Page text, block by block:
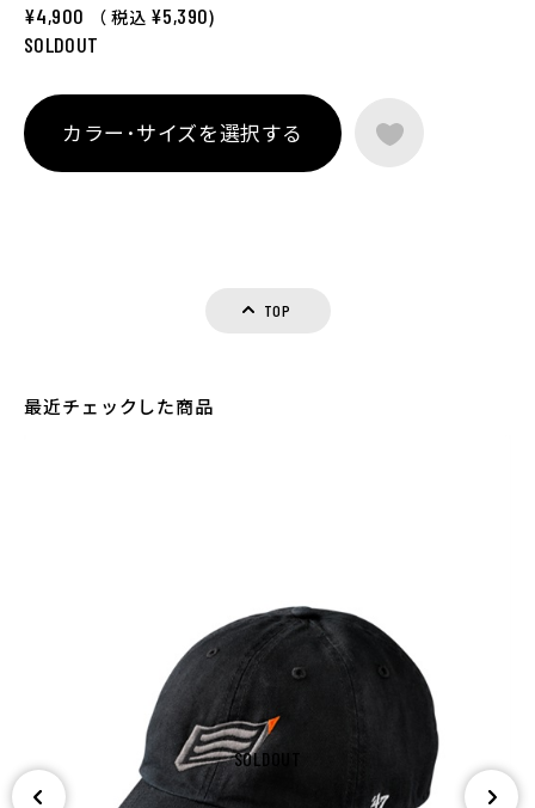
¥4,900 （ 税込 ¥5,390)
SOLDOUT
カラー･サイズを選択する
TOP
最近チェックした商品
SOLDOUT